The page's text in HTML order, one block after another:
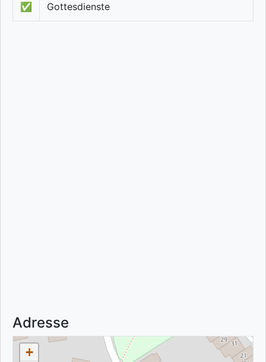
✅ Gottesdienste
Adresse
+